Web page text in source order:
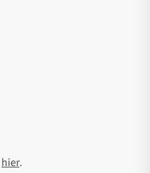
hier.